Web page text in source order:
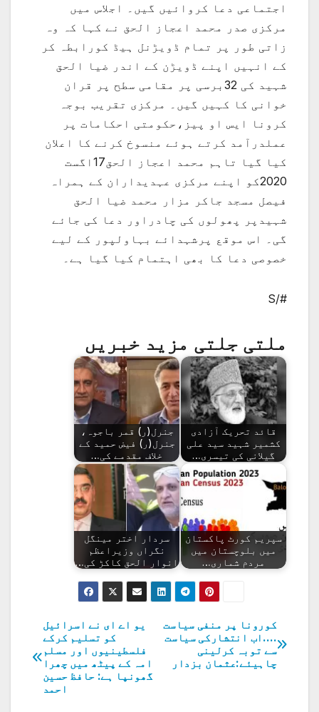
اجتماعی دعا کروائیں گیں۔ اجلاس میں
مرکزی صدر محمد اعجاز الحق نے کہا کہ وہ
زاتی طور پر تمام ڈویڑنل ہیڈ کورابطہ کر
کے انہیں اپنے ڈویڑن کے اندر ضیا الحق
شہید کی 32برسی پر مقامی سطح پر قران
خوانی کا کہیں گیں۔ مرکزی تقریب بوجہ
کرونا ایس او پیز،حکومتی احکامات پر
عملدرآمد کرتے ہوئے منسوخ کرنے کا اعلان
کیا گیا تاہم محمد اعجاز الحق17اگست
2020کو اپنے مرکزی عہدیداران کے ہمراہ
فیصل مسجد جاکر مزار محمد ضیا الحق
شہیدپر پھولوں کی چادراور دعا کی جائے
گی۔ اس موقع پرشہدائے بہاولپور کے لیے
خصوصی دعا کا بھی اہتمام کیا گیا ہے۔
#/S
ملتی جلتی مزید خبریں
قائد تحریک آزادی
کشمیر شہید سید علی
گیلانی کی تیسری…
جنرل(ر) قمر باجوہ،
جنرل(ر) فیض حمید کے
خلاف مقدمے کی…
سپریم کورٹ پاکستان
میں بلوچستان میں
مردم شماری…
سردار اختر مینگل
نگراں وزیراعظم
انوار الحق کاکڑ کی…
پوسٹوں
کی
یو اے ای نے اسرائیل
کو تسلیم کرکے
فلسطینیوں اور مسلم
امہ کے پیٹھ میں چھرا
گھونپا ہے: حافظ حسین
احمد
کورونا پر منفی سیاست
….اب انتشارکی سیاست
سے توبہ کرلینی
چاہیئے:عثمان بزدار